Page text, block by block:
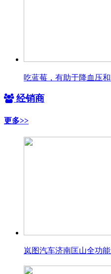
吃蓝莓，有助于降血压
经销商
更多>>
岚图汽车济南匡山全功